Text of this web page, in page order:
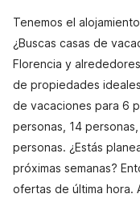
Tenemos el
¿Buscas casas de
Florencia y
de propiedades
de vacaciones para 6
personas, 14
personas. ¿Estás
próximas semanas?
ofertas de última hora.